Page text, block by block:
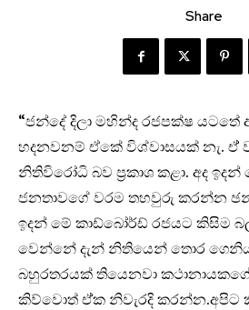
Share
“ජන්දේ දිලා මහින්ද රජපක්ෂ
හදනවනම් ඒකේ විශ්වාසයක් නැ. ඒ්
නිතිවිරෝධි බව ප්‍රකාශ කළා. අද
ජනතාවගේ වරම තහවුරු කරන්න
ඉදන් මේ කාඩ්බෝර්ඩ් රජයට කිසිම
වෙන්නේ දැන් නිතියෙන් තොර
බහුරතරයක් තියෙනවා
කිව්වොත් ඒ්ක නිවැරදි කරන්න.අපිට